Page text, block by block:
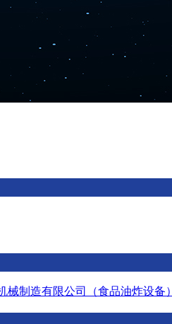
制造有限公司（食品油炸设备）